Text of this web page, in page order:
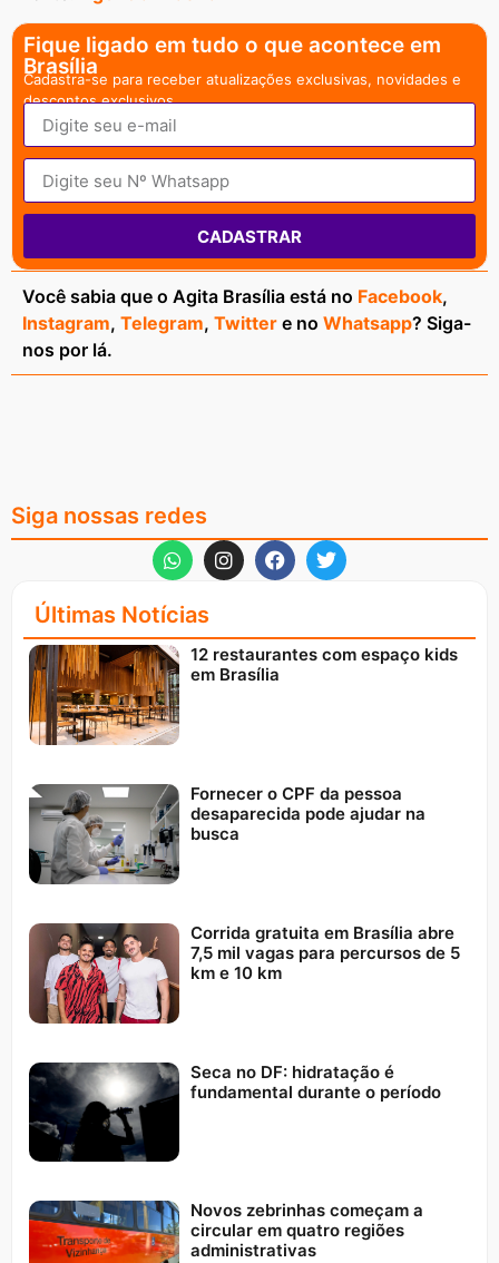
Fique ligado em tudo o que acontece em
Brasília
Cadastra-se para receber atualizações exclusivas, novidades e
descontos exclusivos.
CADASTRAR
Você sabia que o Agita Brasília está no Facebook,
Instagram, Telegram, Twitter e no Whatsapp? Siga-
nos por lá.
Siga nossas redes
Últimas Notícias
12 restaurantes com espaço kids
em Brasília
Fornecer o CPF da pessoa
desaparecida pode ajudar na
busca
Corrida gratuita em Brasília abre
7,5 mil vagas para percursos de 5
km e 10 km
Seca no DF: hidratação é
fundamental durante o período
Novos zebrinhas começam a
circular em quatro regiões
administrativas